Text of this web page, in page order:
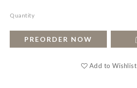
Quantity
PREORDER NOW
Add to Wishlist